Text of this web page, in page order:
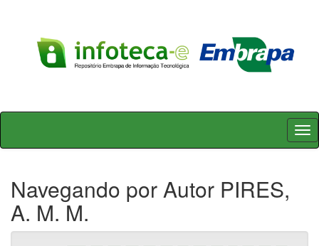
Skip
Navegando por Autor PIRES,
A. M. M.